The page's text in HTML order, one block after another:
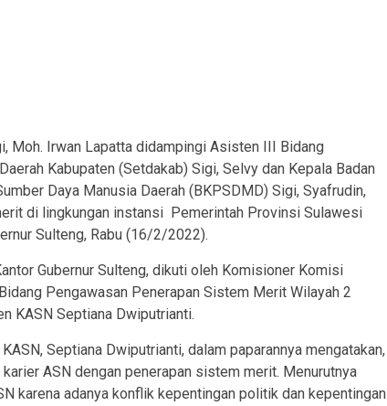
Moh. Irwan Lapatta didampingi Asisten III Bidang
Kabupaten (Setdakab) Sigi, Selvy dan Kepala Badan
Daya Manusia Daerah (BKPSDMD) Sigi, Syafrudin,
di lingkungan instansi Pemerintah Provinsi Sulawesi
Sulteng, Rabu (16/2/2022).
Gubernur Sulteng, dikuti oleh Komisioner Komisi
Pengawasan Penerapan Sistem Merit Wilayah 2
KASN Septiana Dwiputrianti.
Septiana Dwiputrianti, dalam paparannya mengatakan,
ASN dengan penerapan sistem merit. Menurutnya
karena adanya konflik kepentingan politik dan kepentingan